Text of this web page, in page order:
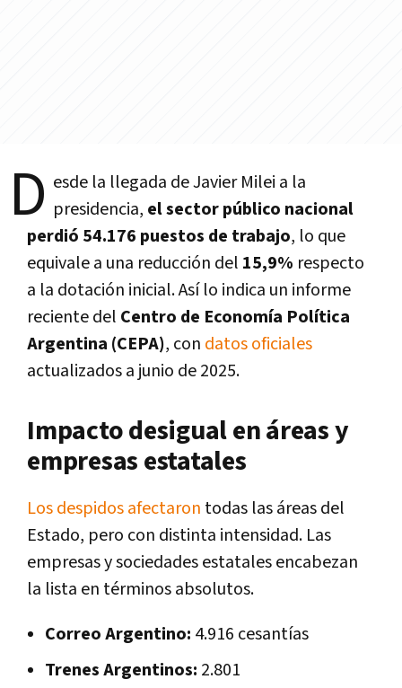
D esde la llegada de Javier Milei a la
presidencia, el sector público nacional
perdió 54.176 puestos de trabajo, lo que
equivale a una reducción del 15,9% respecto
a la dotación inicial. Así lo indica un informe
reciente del Centro de Economía Política
Argentina (CEPA), con datos oficiales
actualizados a junio de 2025.
Impacto desigual en áreas y
empresas estatales
Los despidos afectaron todas las áreas del
Estado, pero con distinta intensidad. Las
empresas y sociedades estatales encabezan
la lista en términos absolutos.
Correo Argentino: 4.916 cesantías
Trenes Argentinos: 2.801